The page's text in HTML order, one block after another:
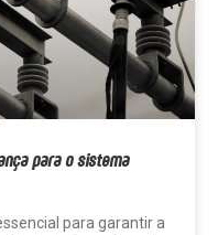
para o sistema
para garantir a